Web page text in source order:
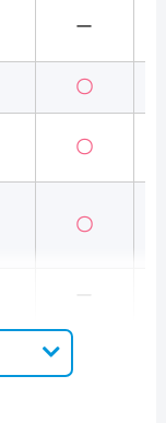
宝塚市末成町28-16
宝塚市亀井町11-30
宝塚市亀井町4番11
宝塚市駒の町3番5号
宝塚市雲雀丘3丁目
号
ー
〇
〇
〇